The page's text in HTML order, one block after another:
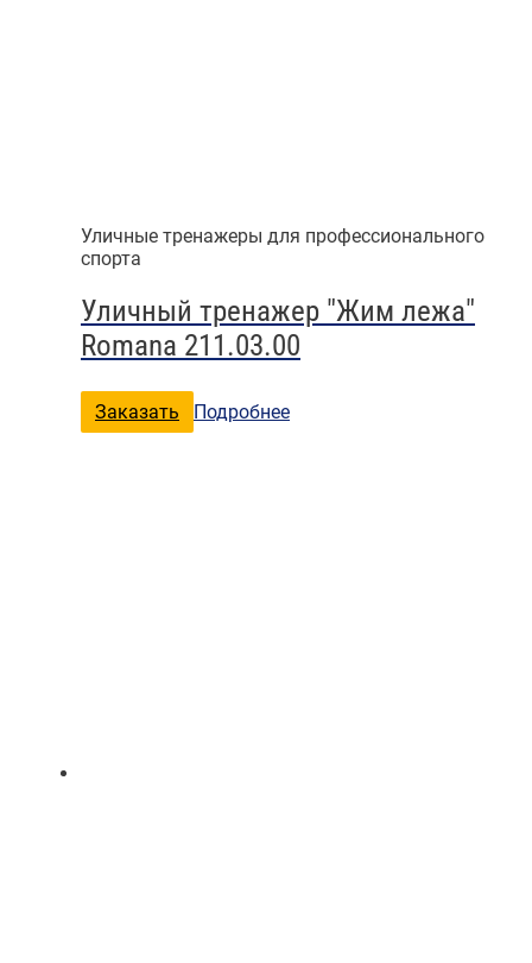
Уличные тренажеры для профессионального
спорта
Уличный тренажер "Жим лежа"
Romana 211.03.00
Заказать Подробнее